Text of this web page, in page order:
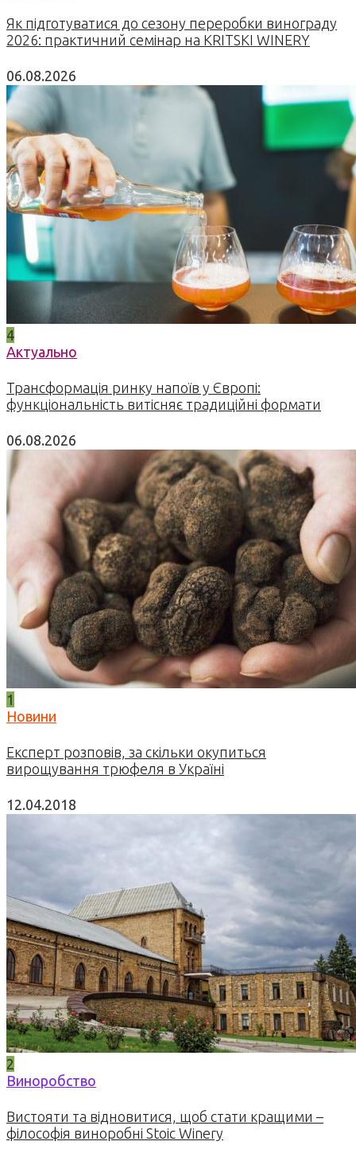
Як підготуватися до сезону переробки винограду
2026: практичний семінар на KRITSKI WINERY
06.08.2026
4
Актуально
Трансформація ринку напоїв у Європі:
функціональність витісняє традиційні формати
06.08.2026
1
Новини
Експерт розповів, за скільки окупиться
вирощування трюфеля в Україні
12.04.2018
2
Виноробство
Вистояти та відновитися, щоб стати кращими –
філософія виноробні Stoic Winery